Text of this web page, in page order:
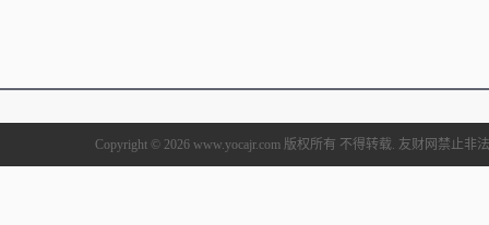
Copyright © 2026 www.yocajr.com 版权所有 不得转载. 友财网禁止非